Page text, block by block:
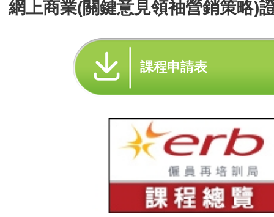
網上商業(關鍵意見領袖營銷策略)
課程申請表